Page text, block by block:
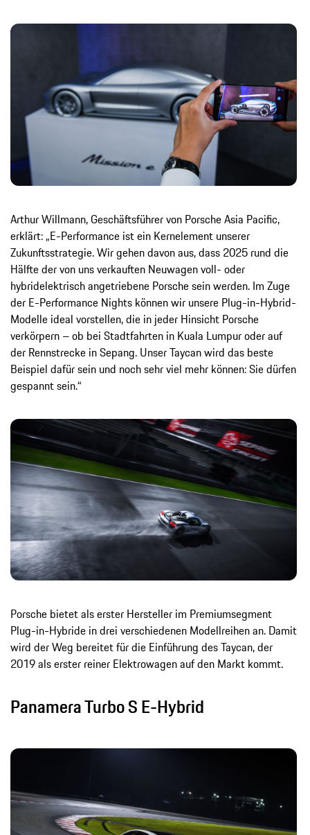
Arthur Willmann, Geschäftsführer von Porsche Asia Pacific,
erklärt: „E-Performance ist ein Kernelement unserer
Zukunftsstrategie. Wir gehen davon aus, dass 2025 rund die
Hälfte der von uns verkauften Neuwagen voll- oder
hybridelektrisch angetriebene Porsche sein werden. Im Zuge
der E-Performance Nights können wir unsere Plug-in-Hybrid-
Modelle ideal vorstellen, die in jeder Hinsicht Porsche
verkörpern – ob bei Stadtfahrten in Kuala Lumpur oder auf
der Rennstrecke in Sepang. Unser Taycan wird das beste
Beispiel dafür sein und noch sehr viel mehr können: Sie dürfen
gespannt sein.“
Porsche bietet als erster Hersteller im Premiumsegment
Plug-in-Hybride in drei verschiedenen Modellreihen an. Damit
wird der Weg bereitet für die Einführung des Taycan, der
2019 als erster reiner Elektrowagen auf den Markt kommt.
Panamera Turbo S E-Hybrid